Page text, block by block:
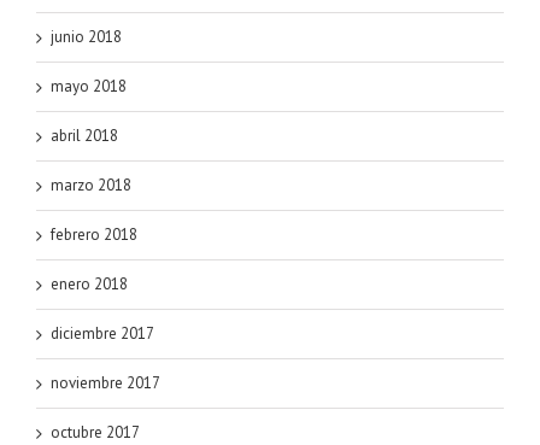
junio 2018
mayo 2018
abril 2018
marzo 2018
febrero 2018
enero 2018
diciembre 2017
noviembre 2017
octubre 2017